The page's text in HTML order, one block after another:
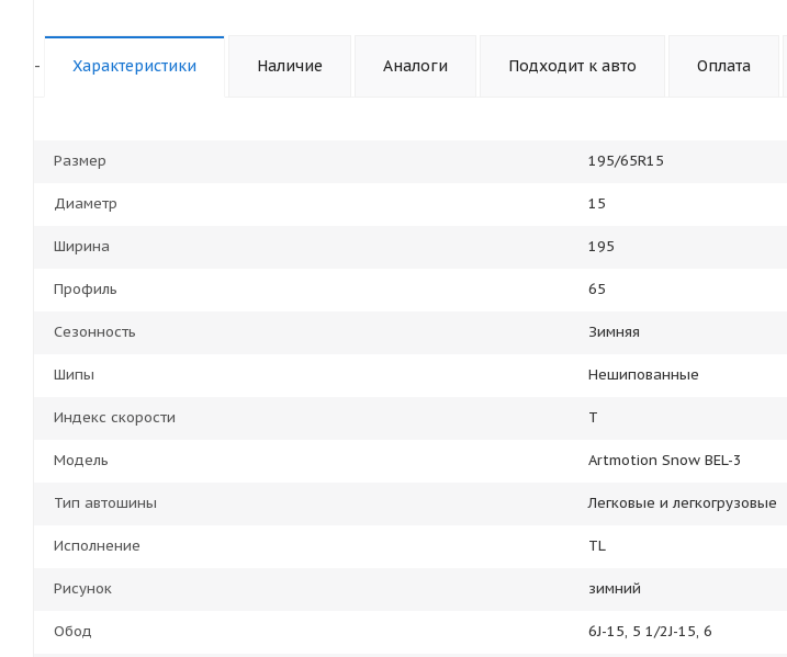
- Характеристики Наличие Аналоги Подходит к авто Оплата
Размер 195/65R15
Диаметр 15
Ширина 195
Профиль 65
Сезонность Зимняя
Шипы Нешипованные
Индекс скорости T
Модель Artmotion Snow BEL-3
Тип автошины Легковые и легкогрузовые
Исполнение TL
Рисунок зимний
Обод 6J-15, 5 1/2J-15, 6